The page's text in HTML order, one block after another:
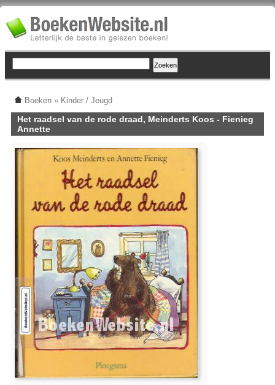
Boeken » Kinder / Jeugd
Het raadsel van de rode draad, Meinderts Koos - Fienieg
Annette